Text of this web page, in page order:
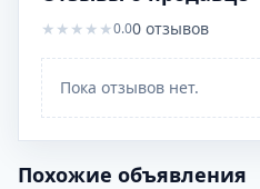
★ ★ ★ ★ ★0.00 отзывов
Пока отзывов нет.
Похожие объявления